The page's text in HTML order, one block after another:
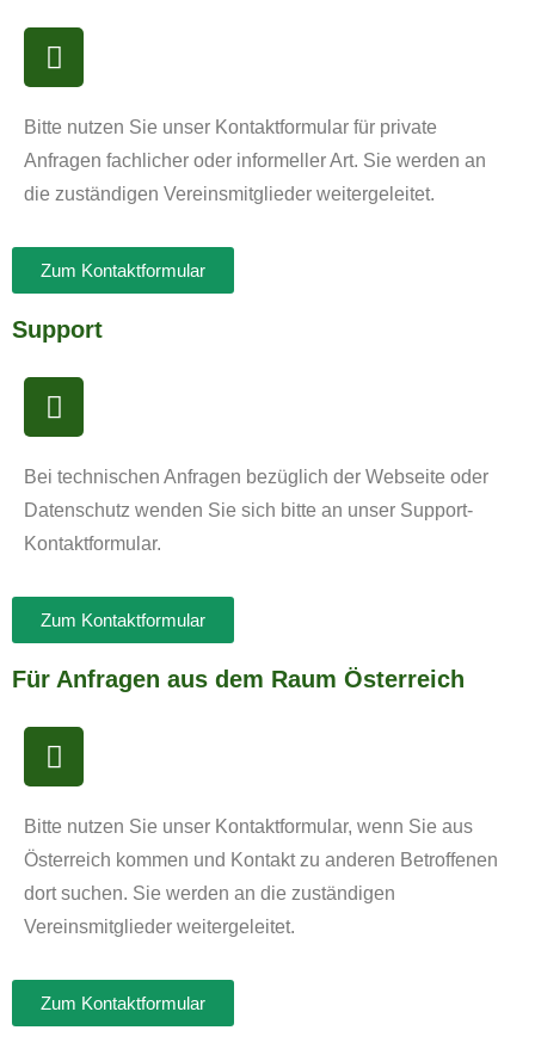
Bitte nutzen Sie unser Kontaktformular für private
Anfragen fachlicher oder informeller Art. Sie werden an
die zuständigen Vereinsmitglieder weitergeleitet.
Zum Kontaktformular
Support
Bei technischen Anfragen bezüglich der Webseite oder
Datenschutz wenden Sie sich bitte an unser Support-
Kontaktformular.
Zum Kontaktformular
Für Anfragen aus dem Raum Österreich
Bitte nutzen Sie unser Kontaktformular, wenn Sie aus
Österreich kommen und Kontakt zu anderen Betroffenen
dort suchen. Sie werden an die zuständigen
Vereinsmitglieder weitergeleitet.
Zum Kontaktformular